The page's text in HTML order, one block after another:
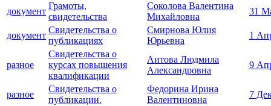
документ
Грамоты,
свидетельства
Соколова Валентина
Михайловна
31
документ
Свидетельства о
публикациях
Смирнова Юлия
Юрьевна
1
разное
Свидетельства о
курсах повышения
квалификации
Аитова Людмила
Александровна
9
разное
Свидетельства о
публикации.
Федорина Ирина
Валентиновна
7